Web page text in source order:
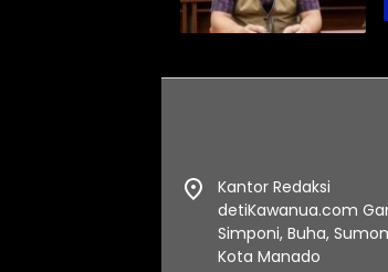
Kantor Redaksi
detiKawanua.com
Simponi, Buha,
Kota Manado